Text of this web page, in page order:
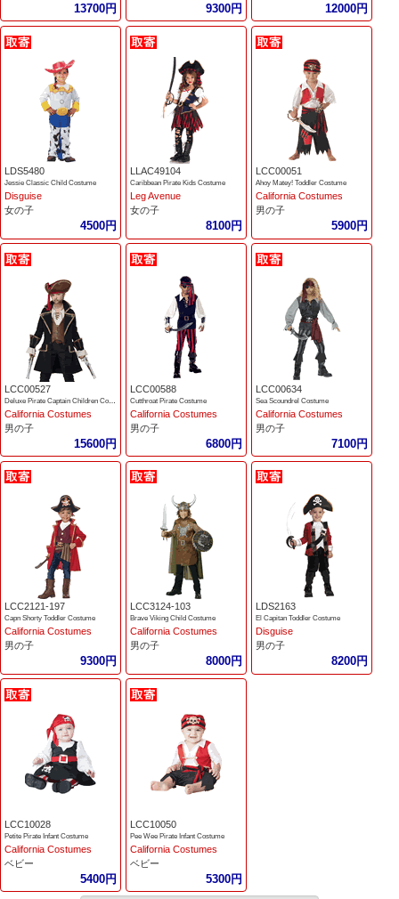
13700円 9300円 12000円
LDS5480
Jessie Classic Child Costume
Disguise
女の子
4500円
LLAC49104
Caribbean Pirate Kids Costume
Leg Avenue
女の子
8100円
LCC00051
Ahoy Matey! Toddler Costume
California Costumes
男の子
5900円
LCC00527
California Costumes
男の子
15600円
LCC00588
Cutthroat Pirate Costume
California Costumes
男の子
6800円
LCC00634
Sea Scoundrel Costume
California Costumes
男の子
7100円
LCC2121-197
Capn Shorty Toddler Costume
California Costumes
男の子
9300円
LCC3124-103
Brave Viking Child Costume
California Costumes
男の子
8000円
LDS2163
El Capitan Toddler Costume
Disguise
男の子
8200円
LCC10028
Petite Pirate Infant Costume
California Costumes
ベビー
5400円
LCC10050
Pee Wee Pirate Infant Costume
California Costumes
ベビー
5300円